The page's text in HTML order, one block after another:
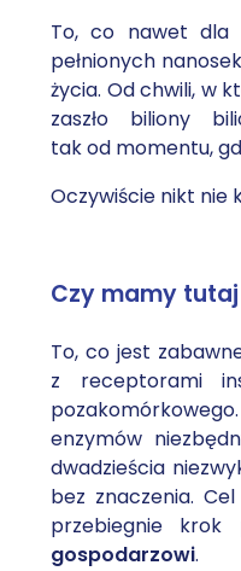
To, co nawet dla
pełnionych
życia. Od chwili, w
zaszło biliony
tak od momentu,
Oczywiście nikt nie
Czy mamy
To, co jest
z receptorami
enzymów
dwadzieścia
bez znaczenia.
przebiegnie
gospodarzowi.